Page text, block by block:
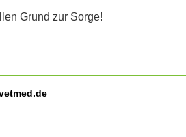
Grund zur Sorge!